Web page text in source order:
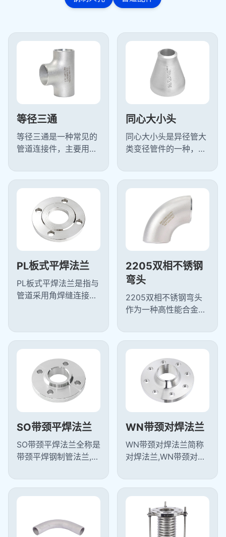
等径三通
‌等径三通是一种常见的
管道连接件，主要用于
流体能够在三个方向上
径三通的...
同心大小头
同心大小头是异径管大
类变径管件的一种，大
安装常用的变径管件,用
PL板式平焊法兰
PL板式平焊法兰是指与
管道采用角焊缝连接的
颈对焊法兰相比板式平
2205双相不锈钢
弯头
2205双相不锈钢弯头
作为一种高性能合金材
钢和铁素体不锈钢的优
性、耐磨性和...
SO带颈平焊法兰
SO带颈平焊法兰全称是
带颈平焊钢制管法兰,是
兰内通过角焊缝与设备
WN带颈对焊法兰
WN带颈对焊法兰简称
对焊法兰,WN带颈对焊
管过渡的并与管子对焊
易变形密封好...